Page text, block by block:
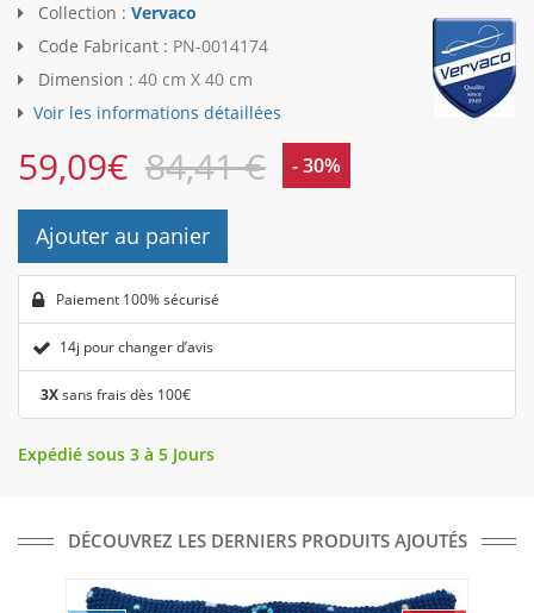
Collection : Vervaco
Code Fabricant : PN-0014174
Dimension : 40 cm X 40 cm
Voir les informations détaillées
59,09€ 84,41 € - 30%
Ajouter au panier
Paiement 100% sécurisé
14j pour changer d’avis
3Xsans frais dès 100€
Expédié sous 3 à 5 Jours
DÉCOUVREZ LES DERNIERS PRODUITS AJOUTÉS